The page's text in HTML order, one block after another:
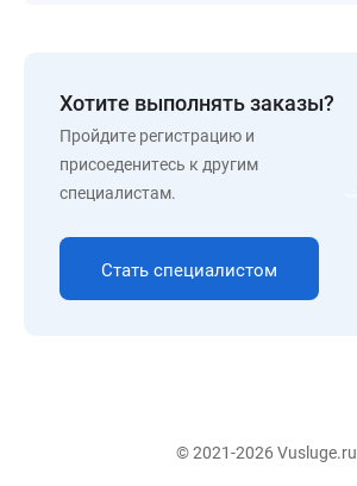
Хотите выполнять заказы?
Пройдите регистрацию и
присоеденитесь к другим
специалистам.
Стать специалистом
© 2021-2026 Vusluge.ru